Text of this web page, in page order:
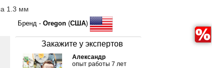
1.3 мм
Бренд - Oregon (США)
Закажите у экспертов
Александр
опыт работы 7 лет